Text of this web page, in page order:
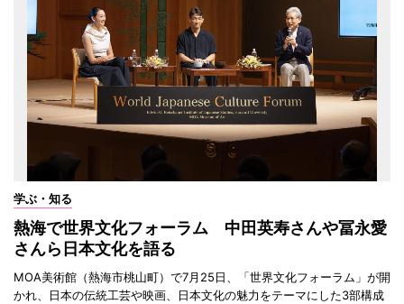
学ぶ・知る
熱海で世界文化フォーラム 中田英寿さんや冨永愛
さんら日本文化を語る
MOA美術館（熱海市桃山町）で7月25日、「世界文化フォーラム」が開
かれ、日本の伝統工芸や映画、日本文化の魅力をテーマにした3部構成